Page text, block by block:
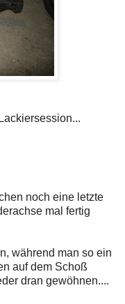
noch eine letzte
mal fertig
während man so ein
auf dem Schoß
dran gewöhnen....